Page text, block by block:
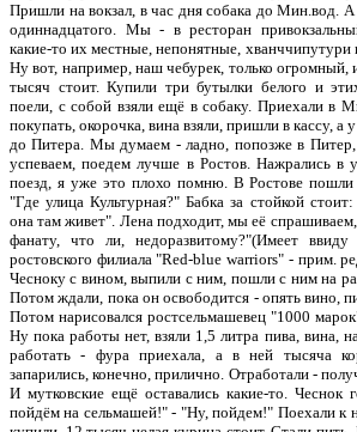
Пришли на вокзал, в час дня собака до Мин.вод. А
одиннадцатого. Мы - в ресторан
какие-то их местные, непонятные, хванччипутури
Ну вот, например, наш чебурек, только огромный,
тысяч стоит. Купили три бутылки белого и
поели, с собой взяли ещё в собаку. Приехали в
покупать, окорочка, вина взяли, пришли в кассу, а
до Питера. Мы думаем - ладно, попозже в
успеваем, поедем лучше в Ростов. Нажрались в
поезд, я уже это плохо помню. В Ростове
"Где улица Культурная?" Бабка за стойкой
она там живет". Лена подходит, мы её
фанату, что ли, недоразвитому?"(Имеет
ростовского филиала "Red-blue warriors" - прим.
Чесноку с вином, выпили с ним, пошли с ним на
Потом ждали, пока он освободится - опять вино,
Потом нарисовался ростсельмашевец "1000
Ну пока работы нет, взяли 1,5 литра пива, вина,
работать - фура приехала, а в ней тысяча
запарились, конечно, прилично. Отработали -
И мутковские ещё оставались какие-то. Чеснок
пойдём на сельмашей!" - "Ну, пойдем!" Поехали к